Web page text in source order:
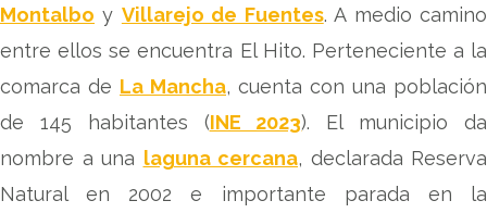
Montalbo y Villarejo de Fuentes. A medio camino
entre ellos se encuentra El Hito. Perteneciente a la
comarca de La Mancha, cuenta con una población
de 145 habitantes (INE 2023). El municipio da
nombre a una laguna cercana, declarada Reserva
Natural en 2002 e importante parada en la